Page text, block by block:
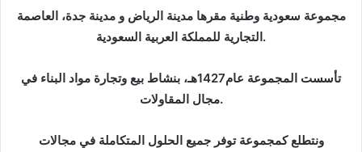
مجموعة سعودية وطنية مقرها مدينة الرياض و مدينة جدة، العاصمة
التجارية للمملكة العربية السعودية.
تأسست المجموعة عام1427هـ، بنشاط بيع وتجارة مواد البناء في
مجال المقاولات.
ونتطلع كمجموعة توفر جميع الحلول المتكاملة في مجالات